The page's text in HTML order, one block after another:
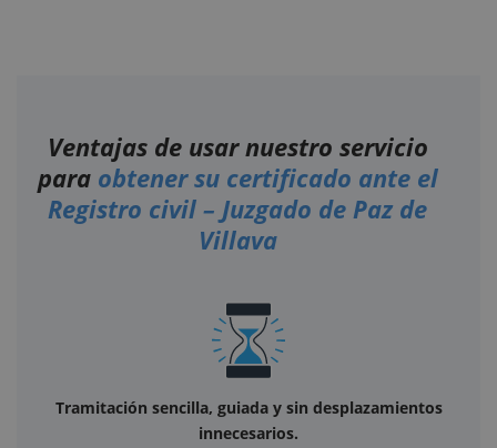
Ventajas de usar nuestro servicio
para obtener su certificado ante el
Registro civil – Juzgado de Paz de
Villava
Tramitación sencilla, guiada y sin desplazamientos
innecesarios.